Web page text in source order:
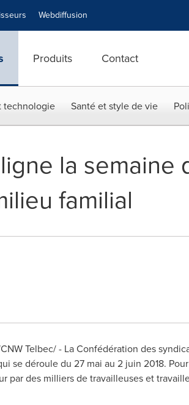
Webdiffusion
Produits Contact
technologie Santé et style de vie
la
familial
Telbec/ - La Confédération des
se déroule du 27 mai au 2 juin 2018.
par des milliers de travailleuses et